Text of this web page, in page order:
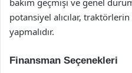
potansiyel alıcılar,
yapmalıdır.
Finansman Seçenekleri